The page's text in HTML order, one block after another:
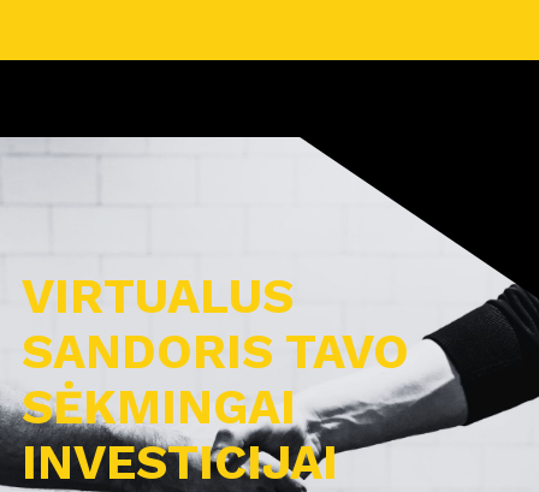
VIRTUALUS
SANDORIS TAVO
SĖKMINGAI
INVESTICIJAI